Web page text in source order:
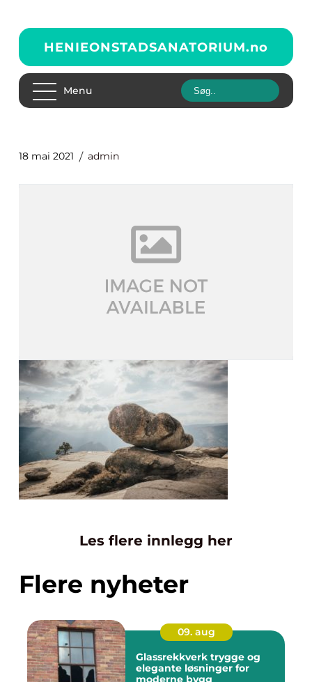
HENIEONSTADSANATORIUM.no
Menu
18 mai 2021 admin
Les flere innlegg her
Flere nyheter
09. aug
Glassrekkverk trygge og
elegante løsninger for
moderne bygg